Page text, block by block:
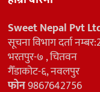
Sweet Nepal Pvt
सूचना विभाग दर्ता
भरतपुर-७ , चितवन
गैँडाकोट-६, नवलपुर
फोन9867642756